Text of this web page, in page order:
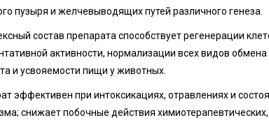
пузыря и желчевыводящих путей различного генеза.
состав препарата способствует регенерации
активности, нормализации всех видов
и усвояемости пищи у животных.
эффективен при интоксикациях, отравлениях и
снижает побочные действия химиотерапевтических,